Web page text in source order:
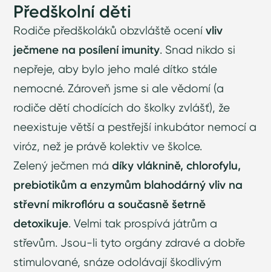
Předškolní děti
Rodiče předškoláků obzvláště ocenívliv
ječmene na posílení imunity. Snad nikdo si
nepřeje, aby bylo jeho malé dítko stále
nemocné. Zároveň jsme si ale vědomí (a
rodiče dětí chodících do školky zvlášť), že
neexistuje větší a pestřejší inkubátor nemocí a
viróz, než je právě kolektiv ve školce.
Zelený ječmen mádíky vláknině, chlorofylu,
prebiotikům a enzymům blahodárný vliv na
střevní mikroflóru a současně šetrně
detoxikuje. Velmi tak prospívá játrům a
střevům. Jsou-li tyto orgány zdravé a dobře
stimulované, snáze odolávají škodlivým